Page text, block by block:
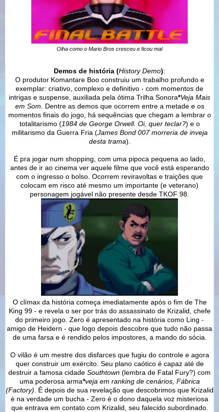
Olha como o Mario Bros cresceu e ficou mal
Demos de história (History Demo):
O produtor Komantare Boo construiu um trabalho profundo e
exemplar: criativo, complexo e definitivo - com momentos de
intrigas e suspense, auxiliada pela ótima Trilha Sonora*Veja Mais
em Som . Dentre as demos que ocorrem entre a metade e os
momentos finais do jogo, há sequências que chegam a lembrar o
totalitarismo (1984 de George Orwell. Oi, quer teclar?) e o
militarismo da Guerra Fria (James Bond 007 morreria de inveja
desta trama).
É pra jogar num shopping, com uma pipoca pequena ao lado,
antes de ir ao cinema ver aquele filme que você está esperando
com o ingresso o bolso. Ocorrem reviravoltas e traições que
colocam em risco até mesmo um importante (e veterano)
personagem jogável não presente desde TKOF 98.
O clímax da história começa imediatamente após o fim de The
King 99 - e revela o ser por trás do assassinato de Krizalid, chefe
do primeiro jogo. Zero é apresentado na história como Ling -
amigo de Heidern - que logo depois descobre que tudo não passa
de uma farsa e é rendido pelos impostores, a mando do sócia.
O vilão é um mestre dos disfarces que fugiu do controle e agora
quer construir um exército. Seu plano caótico é capaz até de
destruir a famosa cidade Southtown (lembra de Fatal Fury?) com
uma poderosa arma*veja em ranking de cenários, Fábrica
(Factory) . É depois de sua revelação que descobrimos que Krizalid
é na verdade um bucha - Zero é o dono daquela voz misteriosa
que entrava em contato com Krizalid, seu falecido subordinado.